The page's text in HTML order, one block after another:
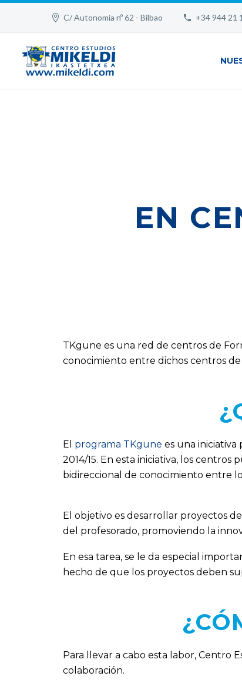
C/ Autonomía nº 62 - Bilbao +34 944 21
EN
TKgune es una red de centros de
conocimiento entre dichos centros de
El programa TKgune es una iniciativa
2014/15. En esta iniciativa, los
bidireccional de conocimiento entre
El objetivo es desarrollar proyectos
del profesorado, promoviendo la
En esa tarea, se le da especial
hecho de que los proyectos deben
Para llevar a cabo esta labor, Centro
colaboración.